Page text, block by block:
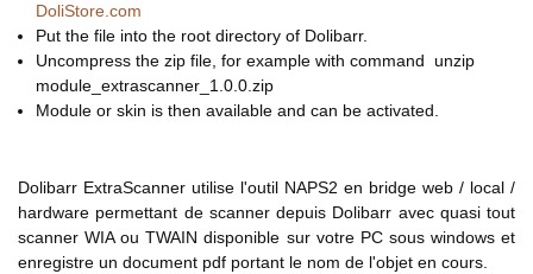
DoliStore.com
Put the file into the root directory of Dolibarr.
Uncompress the zip file, for example with command unzip
module_extrascanner_1.0.0.zip
Module or skin is then available and can be activated.
Dolibarr ExtraScanner utilise l'outil NAPS2 en bridge web / local /
hardware permettant de scanner depuis Dolibarr avec quasi tout
scanner WIA ou TWAIN disponible sur votre PC sous windows et
enregistre un document pdf portant le nom de l'objet en cours.